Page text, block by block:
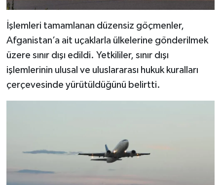
İşlemleri tamamlanan düzensiz göçmenler,
Afganistan’a ait uçaklarla ülkelerine gönderilmek
üzere sınır dışı edildi. Yetkililer, sınır dışı
işlemlerinin ulusal ve uluslararası hukuk kuralları
çerçevesinde yürütüldüğünü belirtti.